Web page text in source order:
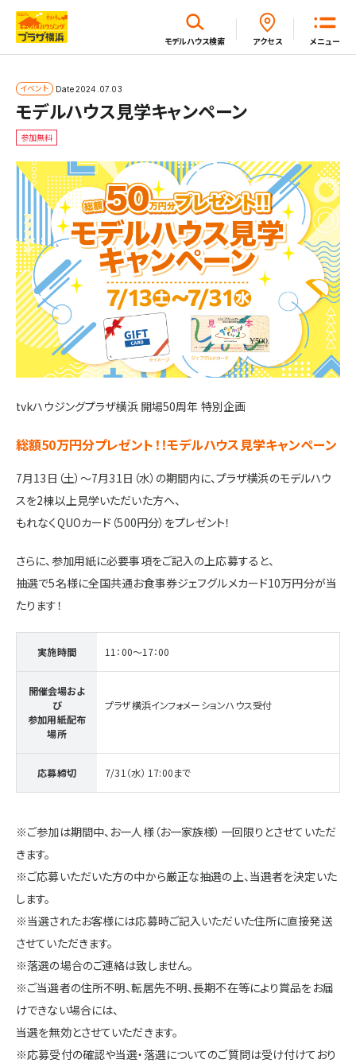
メニュー
モデルハウス検索 アクセス
イベント Date2024.07.03
モデルハウス見学キャンペーン
参加無料
tvkハウジングプラザ横浜 開場50周年 特別企画
総額50万円分プレゼント！！モデルハウス見学キャンペーン
7月13日（土）〜7月31日（水）の期間内に、プラザ横浜のモデルハウ
スを2棟以上見学いただいた方へ、
もれなくQUOカード（500円分）をプレゼント！
さらに、参加用紙に必要事項をご記入の上応募すると、
抽選で5名様に全国共通お食事券ジェフグルメカード10万円分が当
たります！
実施時間 11：00〜17：00
開催会場およ
び
参加用紙配布
場所
プラザ横浜インフォメーションハウス受付
応募締切 7/31（水） 17:00まで
※ご参加は期間中、お一人様（お一家族様）一回限りとさせていただ
きます。
※ご応募いただいた方の中から厳正な抽選の上、当選者を決定いた
します。
※当選されたお客様には応募時ご記入いただいた住所に直接発送
させていただきます。
※落選の場合のご連絡は致しません。
※ご当選者の住所不明、転居先不明、長期不在等により賞品をお届
けできない場合には、
当選を無効とさせていただきます。
※応募受付の確認や当選・落選についてのご質問は受け付けており
閉じる
ホーム
はじめてガイド
モデルハウス一覧
イベント・セミナー・キャンペーン一覧
新着情報一覧
施設・サービス
アクセス
住まいと暮らしのコラム
住宅展示場出展に関するご案内
ハウスメーカーの登録数
House Maker
社 55棟
モデルハウス一覧へ